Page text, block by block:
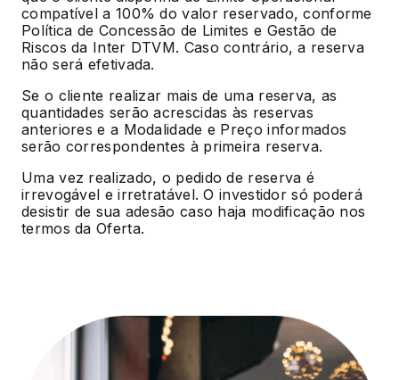
compatível a 100% do valor reservado, conforme
Política de Concessão de Limites e Gestão de
Riscos da Inter DTVM. Caso contrário, a reserva
não será efetivada.
Se o cliente realizar mais de uma reserva, as
quantidades serão acrescidas às reservas
anteriores e a Modalidade e Preço informados
serão correspondentes à primeira reserva.
Uma vez realizado, o pedido de reserva é
irrevogável e irretratável. O investidor só poderá
desistir de sua adesão caso haja modificação nos
termos da Oferta.